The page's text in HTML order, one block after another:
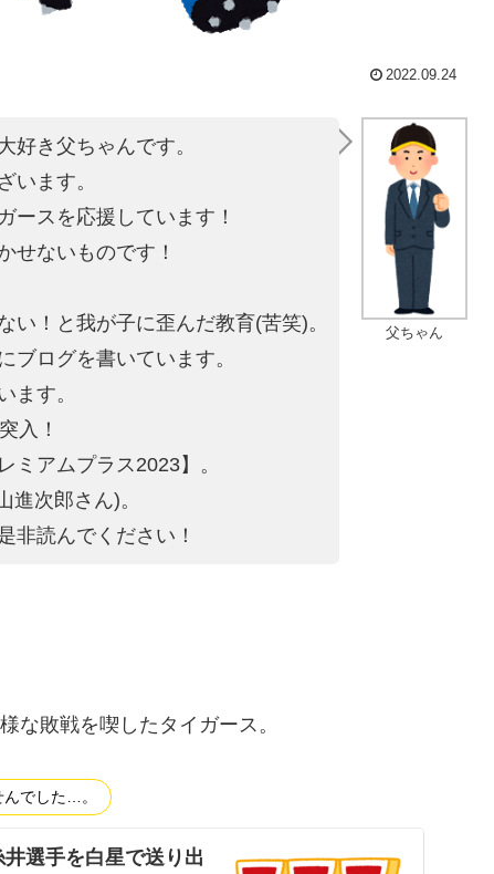
2022.09.24
父ちゃん
好き父ちゃんです。
います。
ースを応援しています！
せないものです！
い！と我が子に歪んだ教育(苦笑)。
ブログを書いています。
ます。
入！
ミ アムプラス2023】。
進次郎さん)。
非読んでください ！
な敗戦を喫したタイガース。
でした…。
選手を白星で送り出